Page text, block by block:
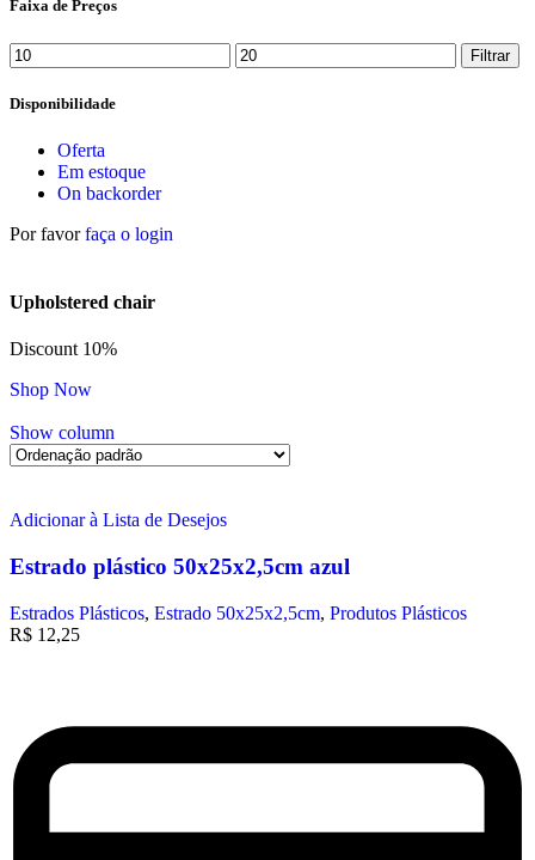
Faixa de Preços
Filtrar
Disponibilidade
Oferta
Em estoque
On backorder
Por favorfaça o login
Upholstered chair
Discount 10%
Shop Now
Show column
Adicionar à Lista de Desejos
Estrado plástico 50x25x2,5cm azul
Estrados Plásticos, Estrado 50x25x2,5cm, Produtos Plásticos
R$ 12,25